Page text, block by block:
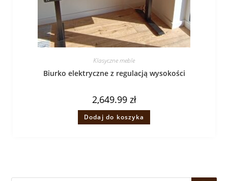
Klasyczne meble
Biurko elektryczne z regulacją wysokości
2,649.99 zł
Dodaj do koszyka